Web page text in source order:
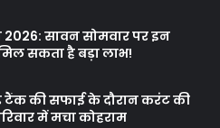
सावन सोमवार पर इन
सकता है बड़ा लाभ!
की सफाई के दौरान करंट की
में मचा कोहराम